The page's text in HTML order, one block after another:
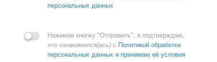
персональных данных
Нажимая кнопку "Отправить", я подтверждаю,
что ознакомился(ась) с Политикой обработки
персональных данных и принимаю её условия